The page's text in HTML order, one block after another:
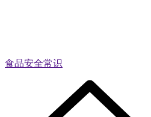
食品安全常识